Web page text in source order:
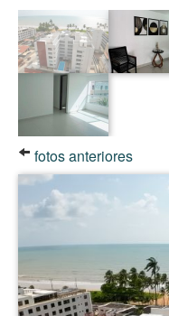
fotos anteriores